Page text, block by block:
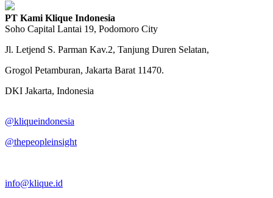
PT Kami Klique Indonesia
Soho Capital Lantai 19, Podomoro City
Jl. Letjend S. Parman Kav.2, Tanjung Duren Selatan,
Grogol Petamburan, Jakarta Barat 11470.
DKI Jakarta, Indonesia
@kliqueindonesia
@thepeopleinsight
info@klique.id